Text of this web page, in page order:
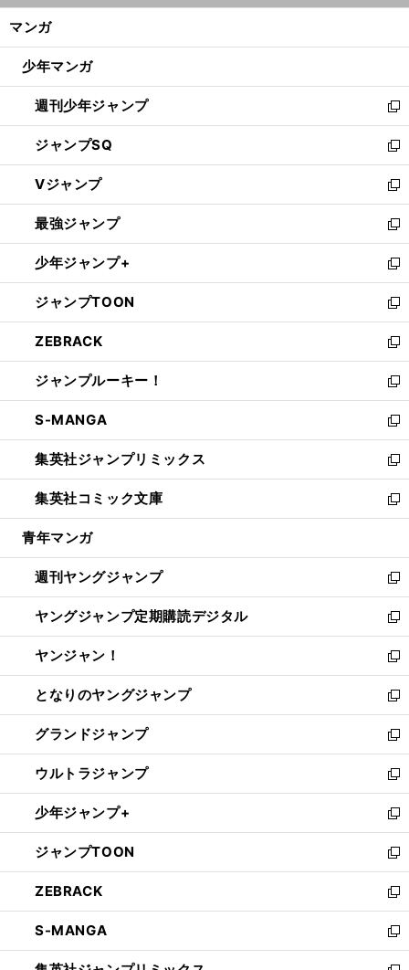
ン
ウ
開
く
マンガ
少年マンガ
週刊少年ジャンプ
新
し
い
ウ
ィ
ン
ド
ウ
で
開
く
ジャンプSQ
新
し
い
ウ
ィ
ン
ド
ウ
で
開
く
Vジャンプ
新
し
い
ウ
ィ
ン
ド
ウ
で
開
く
最強ジャンプ
新
し
い
ウ
ィ
ン
ド
ウ
で
開
く
少年ジャンプ+
新
し
い
ウ
ィ
ン
ド
ウ
で
開
く
ジャンプTOON
新
し
い
ウ
ィ
ン
ド
ウ
で
開
く
ZEBRACK
新
し
い
ウ
ィ
ン
ド
ウ
で
開
ジャンプルーキー！
新
し
い
ウ
ィ
ン
ド
ウ
開
く
S-MANGA
新
し
い
ウ
ィ
ン
ウ
で
開
く
集英社ジャンプリミックス
新
し
い
ウ
ン
ド
ウ
で
開
く
集英社コミック文庫
新
し
ウ
ィ
ン
ド
ウ
で
開
く
青年マンガ
週刊ヤングジャンプ
新
し
い
ウ
ィ
ン
ド
ウ
で
開
く
ヤングジャンプ定期購読デジタル
新
し
い
ウ
ィ
ン
ド
ウ
で
開
く
ヤンジャン！
新
し
い
ウ
ィ
ン
ド
ウ
で
開
く
となりのヤングジャンプ
新
し
い
ウ
ィ
ン
ド
ウ
で
開
く
グランドジャンプ
新
し
い
ウ
ィ
ン
ド
ウ
で
開
く
ウルトラジャンプ
新
し
い
ウ
ィ
ン
ド
ウ
で
開
少年ジャンプ+
新
し
い
ウ
ィ
ン
ド
ウ
ジャンプTOON
新
し
い
ウ
ィ
ン
ZEBRACK
新
し
い
ウ
S-MANGA
新
し